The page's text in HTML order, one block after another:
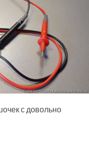
с довольно